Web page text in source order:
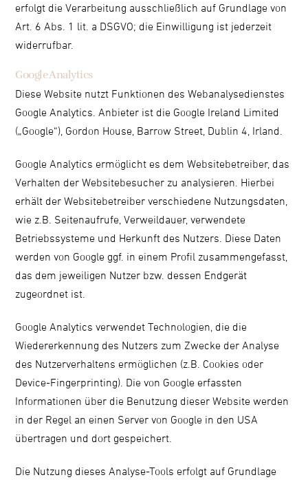
erfolgt die Verarbeitung ausschließlich auf Grundlage von
Art. 6 Abs. 1 lit. a DSGVO; die Einwilligung ist jederzeit
widerrufbar.
Google Analytics
Diese Website nutzt Funktionen des Webanalysedienstes
Google Analytics. Anbieter ist die Google Ireland Limited
(„Google“), Gordon House, Barrow Street, Dublin 4, Irland.
Google Analytics ermöglicht es dem Websitebetreiber, das
Verhalten der Websitebesucher zu analysieren. Hierbei
erhält der Websitebetreiber verschiedene Nutzungsdaten,
wie z.B. Seitenaufrufe, Verweildauer, verwendete
Betriebssysteme und Herkunft des Nutzers. Diese Daten
werden von Google ggf. in einem Profil zusammengefasst,
das dem jeweiligen Nutzer bzw. dessen Endgerät
zugeordnet ist.
Google Analytics verwendet Technologien, die die
Wiedererkennung des Nutzers zum Zwecke der Analyse
des Nutzerverhaltens ermöglichen (z.B. Cookies oder
Device-Fingerprinting). Die von Google erfassten
Informationen über die Benutzung dieser Website werden
in der Regel an einen Server von Google in den USA
übertragen und dort gespeichert.
Die Nutzung dieses Analyse-Tools erfolgt auf Grundlage